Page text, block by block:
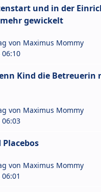
und in der
gewickelt
von Maximus Mommy
06:10
Kind die Betreuerin
von Maximus Mommy
06:03
von Maximus Mommy